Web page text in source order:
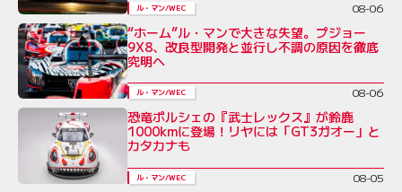
ル・マン/WEC 08-06
“ホーム”ル・マンで大きな失望。プジョー
9X8、改良型開発と並行し不調の原因を徹底
究明へ
ル・マン/WEC 08-06
恐竜ポルシェの『武士レックス』が鈴鹿
1000kmに登場！リヤには「GT3ガオー」と
カタカナも
ル・マン/WEC 08-05